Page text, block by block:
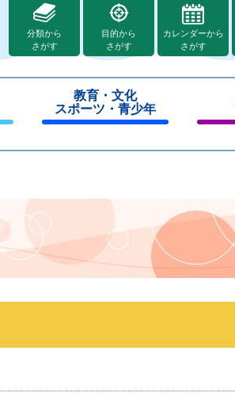
分類から
さがす
目的から
さがす
カレンダーから
さがす
教育・文化
スポーツ・青少年
じ
じ